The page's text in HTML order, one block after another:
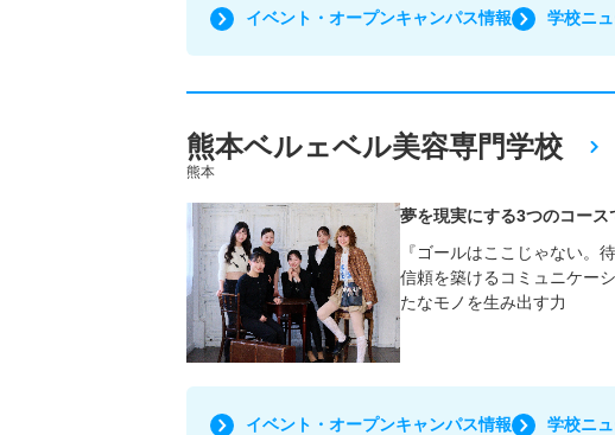
イベント・オープンキャンパス情報 学校ニ
熊本ベルェベル美容専門学校
熊本
夢を現実にする3つのコー
『ゴールはここじゃない。
信頼を築けるコミュニケー
たなモノを生み出す力
イベント・オープンキャンパス情報 学校ニ